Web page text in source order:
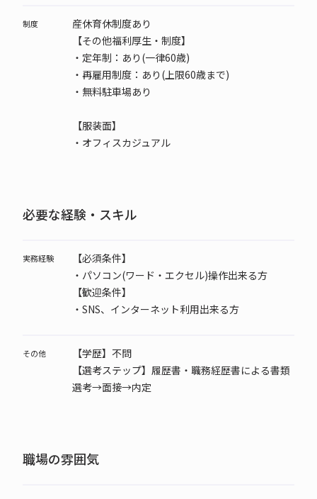
制度
産休育休制度あり
【その他福利厚生・制度】
・定年制：あり(一律60歳)
・再雇用制度：あり(上限60歳まで)
・無料駐車場あり
【服装面】
・オフィスカジュアル
必要な経験・スキル
実務経験
【必須条件】
・パソコン(ワード・エクセル)操作出来る方
【歓迎条件】
・SNS、インターネット利用出来る方
その他
【学歴】不問
【選考ステップ】履歴書・職務経歴書による書類
選考→面接→内定
職場の雰囲気